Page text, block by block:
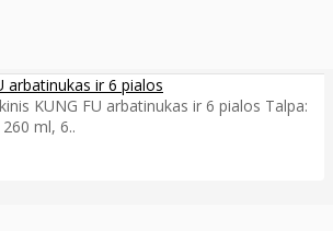
arbatinukas ir 6 pialos
KUNG FU arbatinukas ir 6 pialos Talpa:
ml, 6..